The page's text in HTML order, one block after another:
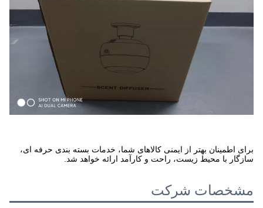
برای اطمینان بهتر از ایمنی کالاهای شما، خدمات بسته بندی حرفه ای،
سازگار با محیط زیست، راحت و کارآمد ارائه خواهد شد.
مشخصات شرکت